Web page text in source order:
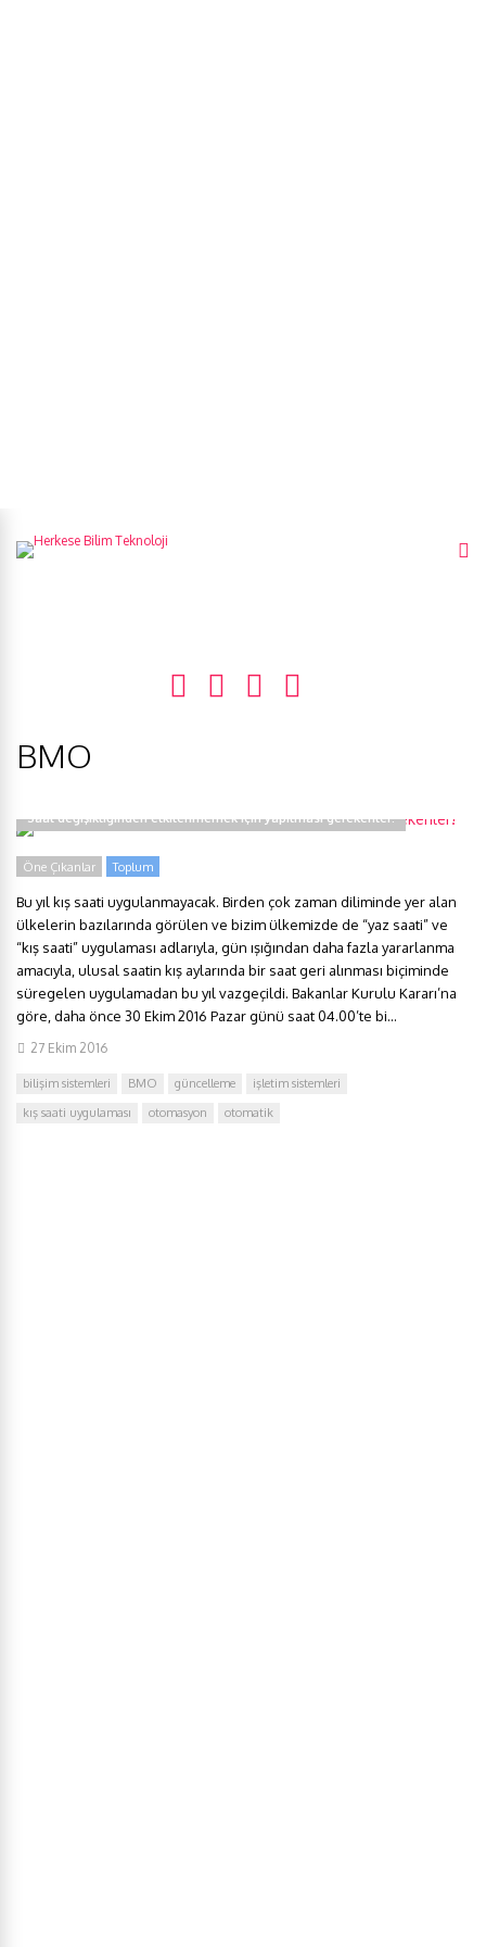
BMO
Saat değişikliğinden etkilenmemek için yapılması gerekenler!
Öne Çıkanlar Toplum
Bu yıl kış saati uygulanmayacak. Birden çok zaman diliminde yer alan
ülkelerin bazılarında görülen ve bizim ülkemizde de “yaz saati” ve
“kış saati” uygulaması adlarıyla, gün ışığından daha fazla yararlanma
amacıyla, ulusal saatin kış aylarında bir saat geri alınması biçiminde
süregelen uygulamadan bu yıl vazgeçildi. Bakanlar Kurulu Kararı’na
göre, daha önce 30 Ekim 2016 Pazar günü saat 04.00’te bi...
27 Ekim 2016
bilişim sistemleri BMO güncelleme
işletim sistemleri
kış saati uygulaması
otomasyon otomatik